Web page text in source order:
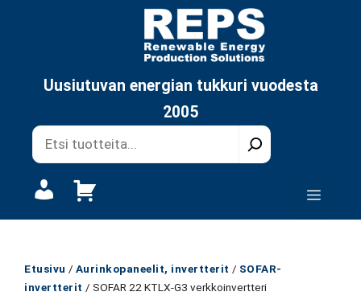
Uusiutuvan energian tukkuri vuodesta
2005
Etusivu / Aurinkopaneelit, invertterit / SOFAR-
invertterit / SOFAR 22 KTLX-G3 verkkoinvertteri